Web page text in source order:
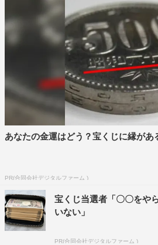
しのケイは、拳銃を撃ちまくり、
す。
さらに、アクロバティックに宙を
狂の殺し屋みちたかくん（城田優
スピードな格闘を繰り広げる。「
です！」と愛くるしい笑顔であい
日常に、ケイに恋する同級生の渡
「え”え”え”ぇぇぇぇ!!!」と驚きの
れている。
さらに、ド派手なピンクがインパ
アルも解禁。ハート型のスコープ
ガムを膨らませるピンクボブの主
あなたの金運はどう？宝くじに縁があ
PR(合同会社デジタルファーム )
宝くじ当選者「〇〇をや
いない」
PR(合同会社デジタルファーム )